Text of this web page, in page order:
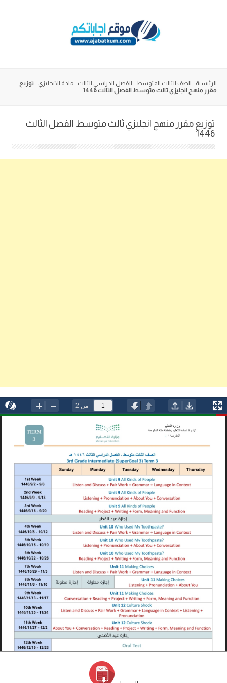
الرئيسية - الصف الثالث المتوسط - الفصل الدراسي الثالث -مادة الانجليزي - توزيع
مقرر منهج انجليزي ثالث متوسط الفصل الثالث 1446
توزيع مقرر منهج انجليزي ثالث متوسط الفصل الثالث
1446